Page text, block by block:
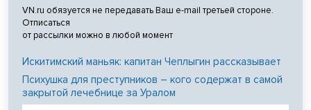
VN.ru обязуется не передавать Ваш e-mail третьей стороне.
Отписаться
от рассылки можно в любой момент
Искитимский маньяк: капитан Чеплыгин рассказывает
Психушка для преступников – кого содержат в самой
закрытой лечебнице за Уралом